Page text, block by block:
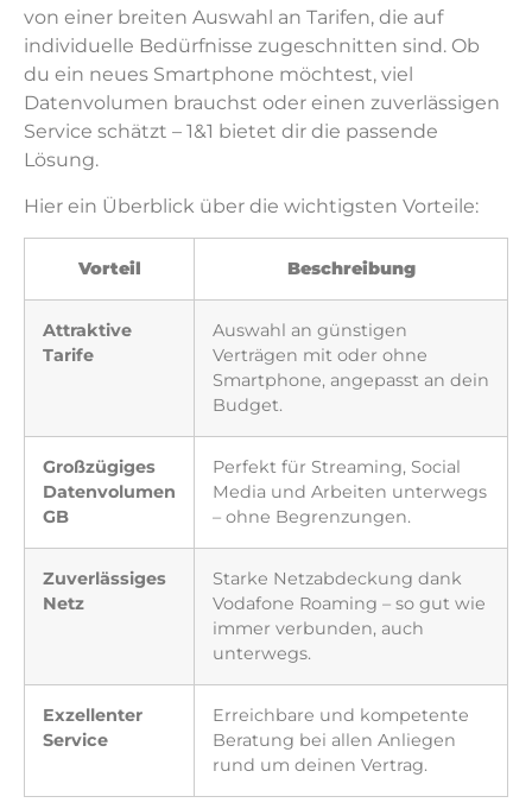
von einer breiten Auswahl an Tarifen, die auf
individuelle Bedürfnisse zugeschnitten sind. Ob
du ein neues Smartphone möchtest, viel
Datenvolumen brauchst oder einen zuverlässigen
Service schätzt – 1&1 bietet dir die passende
Lösung.
Hier ein Überblick über die wichtigsten Vorteile:
Vorteil Beschreibung
Attraktive
Tarife
Auswahl an günstigen
Verträgen mit oder ohne
Smartphone, angepasst an dein
Budget.
Großzügiges
Datenvolumen
GB
Perfekt für Streaming, Social
Media und Arbeiten unterwegs
– ohne Begrenzungen.
Zuverlässiges
Netz
Starke Netzabdeckung dank
Vodafone Roaming – so gut wie
immer verbunden, auch
unterwegs.
Exzellenter
Service
Erreichbare und kompetente
Beratung bei allen Anliegen
rund um deinen Vertrag.